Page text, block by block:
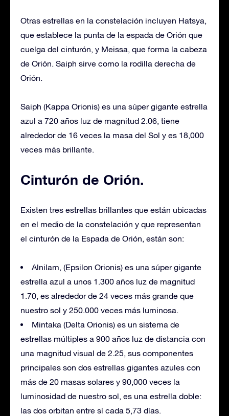
Otras estrellas en la constelación incluyen Hatsya,
que establece la punta de la espada de Orión que
cuelga del cinturón, y Meissa, que forma la cabeza
de Orión. Saiph sirve como la rodilla derecha de
Orión.
Saiph (Kappa Orionis) es una súper gigante estrella
azul a 720 años luz de magnitud 2.06, tiene
alrededor de 16 veces la masa del Sol y es 18,000
veces más brillante.
Cinturón de Orión.
Existen tres estrellas brillantes que están ubicadas
en el medio de la constelación y que representan
el cinturón de la Espada de Orión, están son:
Alnilam, (Epsilon Orionis) es una súper gigante
estrella azul a unos 1.300 años luz de magnitud
1.70, es alrededor de 24 veces más grande que
nuestro sol y 250.000 veces más luminosa.
Mintaka (Delta Orionis) es un sistema de
estrellas múltiples a 900 años luz de distancia con
una magnitud visual de 2.25, sus componentes
principales son dos estrellas gigantes azules con
más de 20 masas solares y 90,000 veces la
luminosidad de nuestro sol, es una estrella doble:
las dos orbitan entre sí cada 5,73 días.